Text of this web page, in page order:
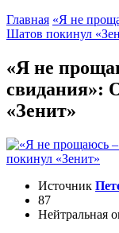
Главная «Я не
Шатов покинул
«Я не
свидания»:
«Зенит»
Источник
87
Нейтральная